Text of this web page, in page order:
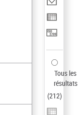
Tous les
résultats
(212)